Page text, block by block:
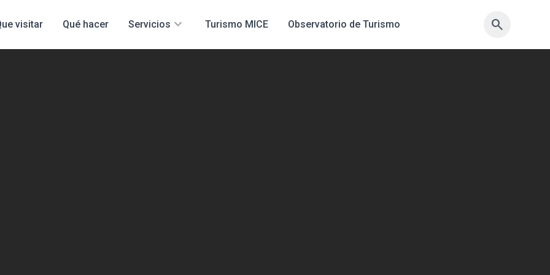
visitar Qué hacer Servicios expand_more Turismo MICE Observatorio de Turismo search
sync search